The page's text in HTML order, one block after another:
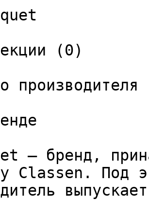
(0)
– бренд,
Classen. Под